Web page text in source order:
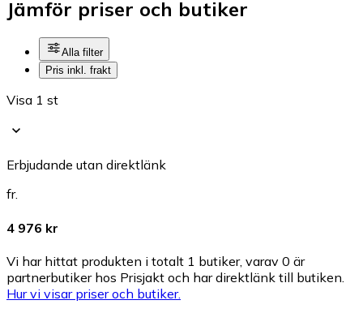
Jämför priser och butiker
Alla filter
Pris inkl. frakt
Visa 1 st
Erbjudande utan direktlänk
fr.
4 976 kr
Vi har hittat produkten i totalt 1 butiker, varav 0 är
partnerbutiker hos Prisjakt och har direktlänk till butiken.
Hur vi visar priser och butiker.